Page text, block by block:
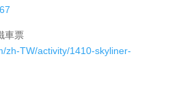
車票
zh-TW/activity/1410-skyliner-